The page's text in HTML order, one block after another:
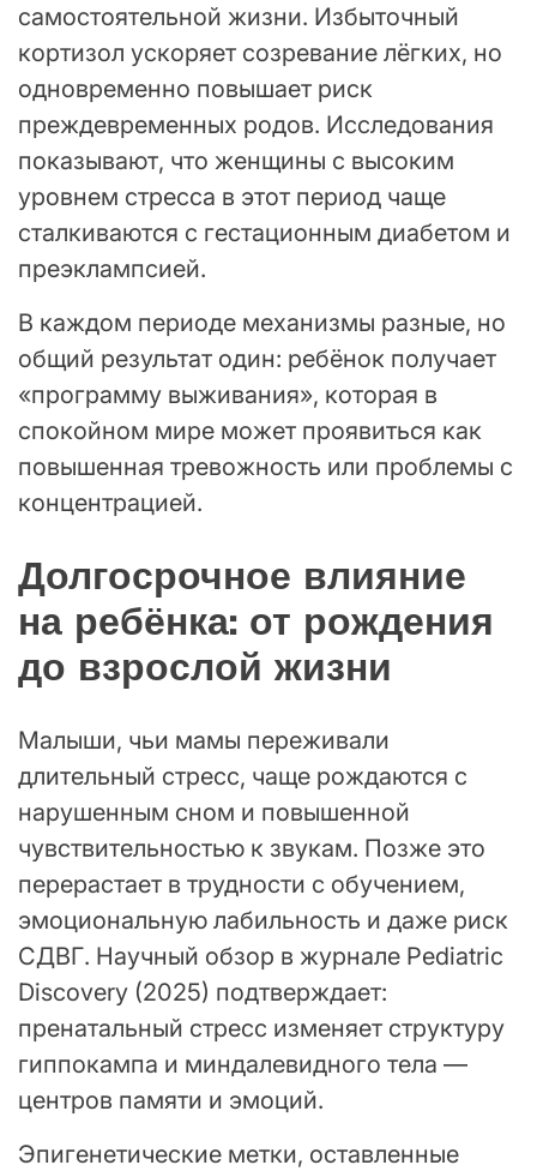
самостоятельной жизни. Избыточный
кортизол ускоряет созревание лёгких, но
одновременно повышает риск
преждевременных родов. Исследования
показывают, что женщины с высоким
уровнем стресса в этот период чаще
сталкиваются с гестационным диабетом и
преэклампсией.
В каждом периоде механизмы разные, но
общий результат один: ребёнок получает
«программу выживания», которая в
спокойном мире может проявиться как
повышенная тревожность или проблемы с
концентрацией.
Долгосрочное влияние
на ребёнка: от рождения
до взрослой жизни
Малыши, чьи мамы переживали
длительный стресс, чаще рождаются с
нарушенным сном и повышенной
чувствительностью к звукам. Позже это
перерастает в трудности с обучением,
эмоциональную лабильность и даже риск
СДВГ. Научный обзор в журнале Pediatric
Discovery (2025) подтверждает:
пренатальный стресс изменяет структуру
гиппокампа и миндалевидного тела —
центров памяти и эмоций.
Эпигенетические метки, оставленные